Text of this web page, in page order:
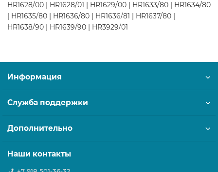
HR1628/00 | HR1628/01 | HR1629/00 | HR1633/80 | HR1634/80
| HR1635/80 | HR1636/80 | HR1636/81 | HR1637/80 |
HR1638/90 | HR1639/90 | HR3929/01
Информация
Служба поддержки
Дополнительно
Наши контакты